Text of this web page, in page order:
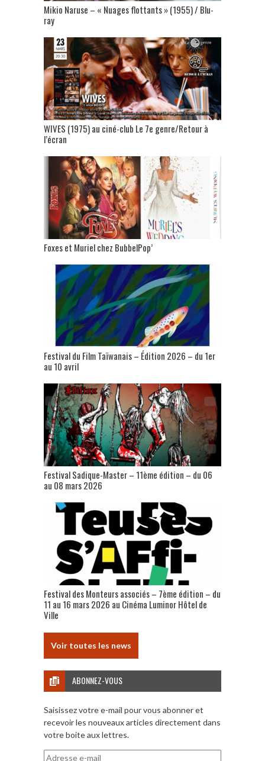
Mikio Naruse – « Nuages flottants » (1955) / Blu-
ray
WIVES (1975) au ciné-club Le 7e genre/Retour à
l’écran
Foxes et Muriel chez BubbelPop’
Festival du Film Taïwanais – Édition 2026 – du 1er
au 10 avril
Festival Sadique-Master – 11ème édition – du 06
au 08 mars 2026
Festival des Monteurs associés – 7ème édition – du
11 au 16 mars 2026 au Cinéma Luminor Hôtel de
Ville
Voir toutes les news
ABONNEZ-VOUS
Saisissez votre e-mail pour vous abonner et
recevoir les nouveaux articles directement dans
votre boite aux lettres.
Adresse